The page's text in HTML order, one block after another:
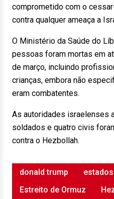
comprometido com o
contra qualquer ameaça a
O Ministério da Saúde do
pessoas foram mortas em
de março, incluindo
crianças, embora não
eram combatentes.
As autoridades israelenses
soldados e quatro civis
contra o Hezbollah.
donald trump
Estreito de Ormuz